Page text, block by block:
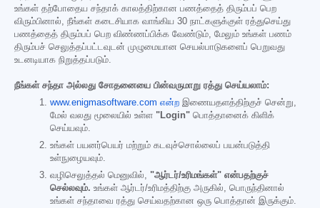
உங்கள் தற்போதைய சந்தாக் காலத்திற்கான பணத்தைத் திரும்பப் பெற
விரும்பினால், நீங்கள் கடைசியாக வாங்கிய 30 நாட்களுக்குள் ரத்துசெய்து
பணத்தைத் திரும்பப் பெற விண்ணப்பிக்க வேண்டும், மேலும் உங்கள் பணம்
திரும்பச் செலுத்தப்பட்டவுடன் முழுமையான செயல்பாடுகளைப் பெறுவது
உடனடியாக நிறுத்தப்படும்.
நீங்கள் சந்தா அல்லது சோதனையை பின்வருமாறு ரத்து செய்யலாம்:
www.enigmasoftware.com என்ற இணையதளத்திற்குச் சென்று,
மேல் வலது மூலையில் உள்ள "Login" பொத்தானைக் கிளிக்
செய்யவும்.
உங்கள் பயனர்பெயர் மற்றும் கடவுச்சொல்லைப் பயன்படுத்தி
உள்நுழையவும்.
வழிசெலுத்தல் மெனுவில், "ஆர்டர்/உரிமங்கள்" என்பதற்குச்
செல்லவும். உங்கள் ஆர்டர்/உரிமத்திற்கு அருகில், பொருந்தினால்
உங்கள் சந்தாவை ரத்து செய்வதற்கான ஒரு பொத்தான் இருக்கும்.